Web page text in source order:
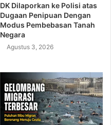
DK Dilaporkan ke Polisi atas
Dugaan Penipuan Dengan
Modus Pembebasan Tanah
Negara
Agustus 3, 2026